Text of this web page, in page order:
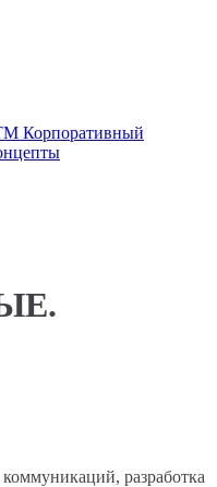
Корпоративный
разработка